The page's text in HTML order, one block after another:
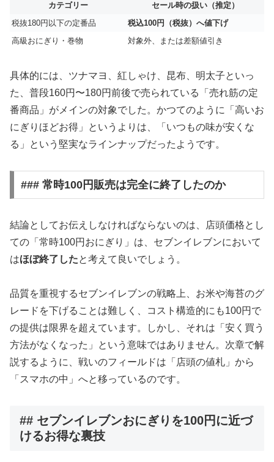
カテゴリー
セール時の扱い（推定）
税抜180円以下の定番品
税込100円（税抜）へ値下げ
高級おにぎり・巻物
対象外、または差額値引き
具体的には、ツナマヨ、紅しゃけ、昆布、明太子といっ
た、普段160円〜180円前後で売られている「売れ筋の定
番商品」がメインの対象でした。かつてのように「高いお
にぎりほどお得」というよりは、「いつもの味が安くな
る」という堅実なラインナップだったようです。
### 常時100円販売は完全に終了したのか
結論としてお伝えしなければならないのは、店頭価格とし
ての「常時100円おにぎり」は、セブンイレブンにおいて
はほぼ終了したと考えて良いでしょう。
品質を重視するセブンイレブンの戦略上、お米や海苔のグ
レードを下げることは難しく、コスト構造的にも100円で
の提供は限界を超えています。しかし、それは「安く買う
方法がなくなった」という意味ではありません。次章で解
説するように、戦いのフィールドは「店頭の値札」から
「スマホの中」へと移っているのです。
## セブンイレブンおにぎりを100円に近づ
けるお得な裏技